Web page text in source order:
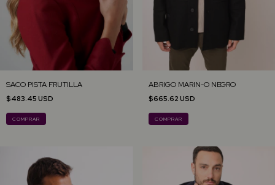
SACO PISTA FRUTILLA
$483.45 USD
COMPRAR
ABRIGO MARIN-O NEGRO
$665.62 USD
COMPRAR